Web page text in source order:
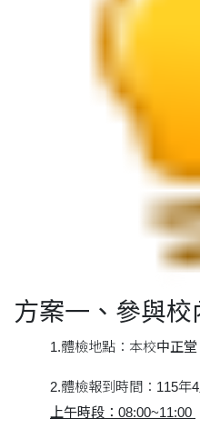
方案一、參與校
1.體檢地點：本校中正堂
2.體檢報到時間：115年
上午時段：08:00~11:00